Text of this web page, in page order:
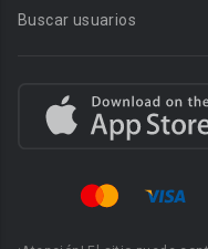
Buscar usuarios